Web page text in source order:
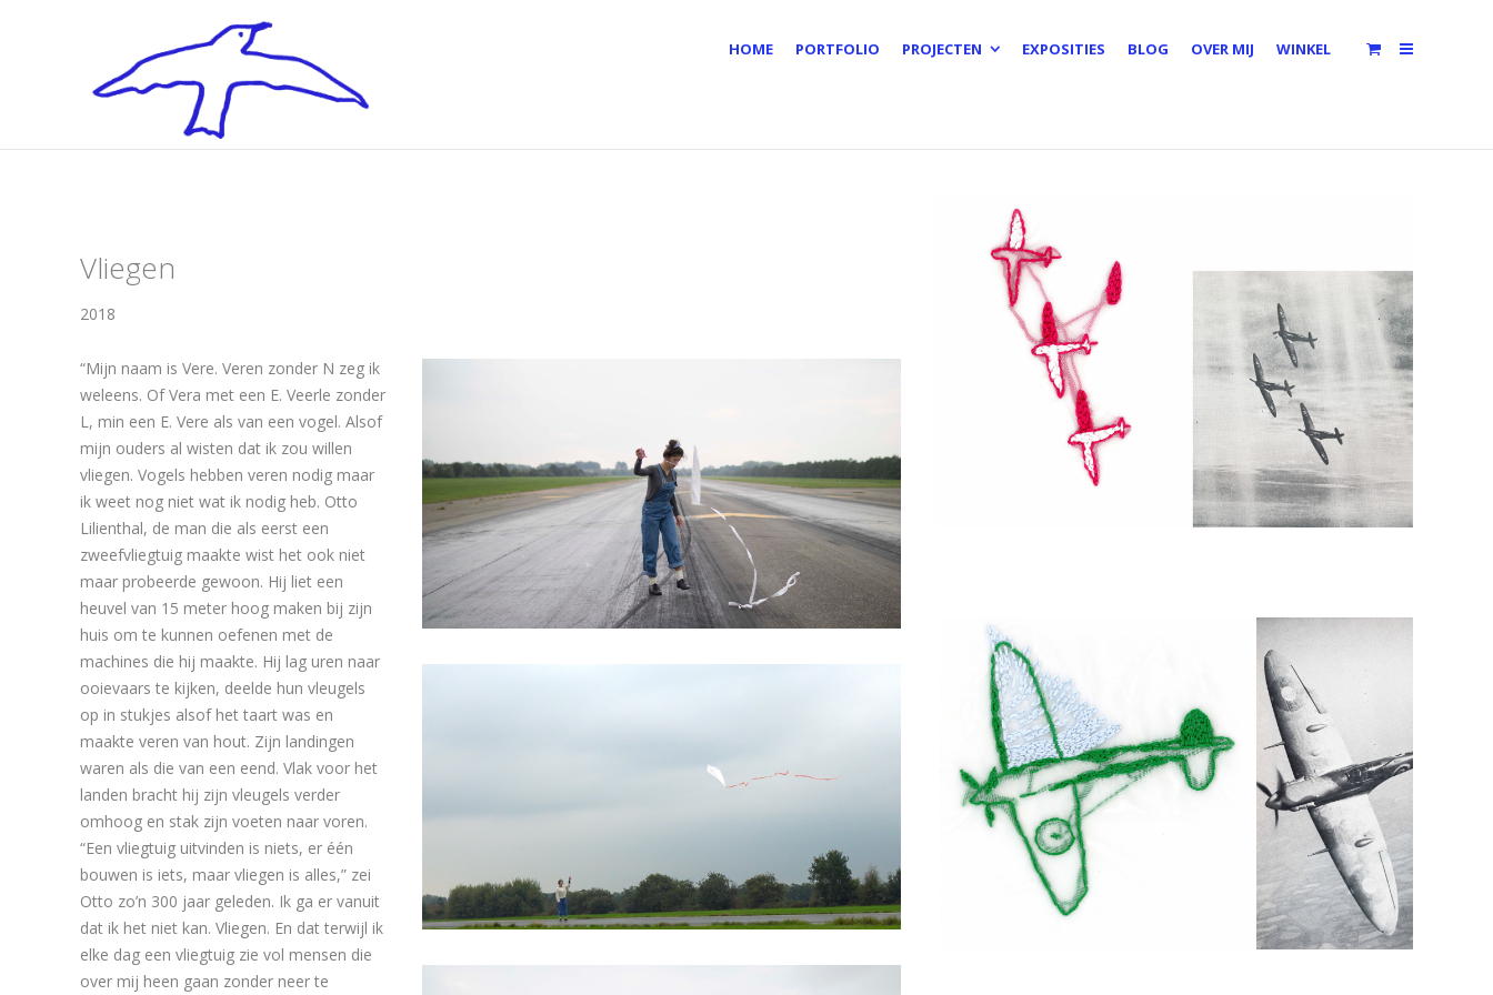
HOME PORTFOLIO PROJECTEN EXPOSITIES BLOG OVER MIJ WINKEL
Vliegen
2018
“Mijn naam is Vere. Veren zonder N zeg ik
weleens. Of Vera met een E. Veerle zonder
L, min een E. Vere als van een vogel. Alsof
mijn ouders al wisten dat ik zou willen
vliegen. Vogels hebben veren nodig maar
ik weet nog niet wat ik nodig heb. Otto
Lilienthal, de man die als eerst een
zweefvliegtuig maakte wist het ook niet
maar probeerde gewoon. Hij liet een
heuvel van 15 meter hoog maken bij zijn
huis om te kunnen oefenen met de
machines die hij maakte. Hij lag uren naar
ooievaars te kijken, deelde hun vleugels
op in stukjes alsof het taart was en
maakte veren van hout. Zijn landingen
waren als die van een eend. Vlak voor het
landen bracht hij zijn vleugels verder
omhoog en stak zijn voeten naar voren.
“Een vliegtuig uitvinden is niets, er één
bouwen is iets, maar vliegen is alles,” zei
Otto zo’n 300 jaar geleden. Ik ga er vanuit
dat ik het niet kan. Vliegen. En dat terwijl ik
elke dag een vliegtuig zie vol mensen die
over mij heen gaan zonder neer te